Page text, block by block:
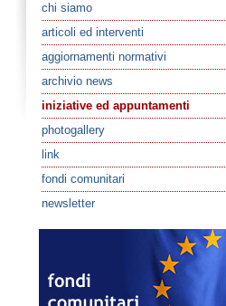
chi siamo
articoli ed interventi
aggiornamenti normativi
archivio news
iniziative ed appuntamenti
photogallery
link
fondi comunitari
newsletter